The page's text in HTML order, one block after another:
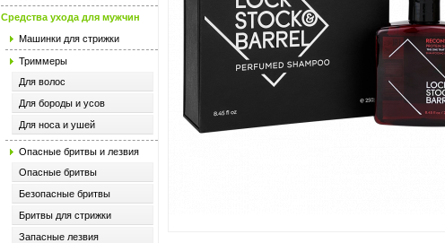
Средства ухода для мужчин
Машинки для стрижки
Триммеры
Для волос
Для бороды и усов
Для носа и ушей
Опасные бритвы и лезвия
Опасные бритвы
Безопасные бритвы
Бритвы для стрижки
Запасные лезвия